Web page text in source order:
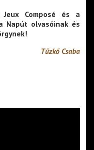
Composé és a
Napút olvasóinak és
Tűzkő Csaba